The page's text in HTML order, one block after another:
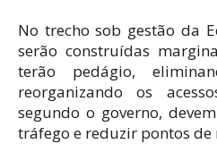
No trecho sob gestão da
serão construídas
terão pedágio,
reorganizando os
segundo o governo,
tráfego e reduzir pontos de